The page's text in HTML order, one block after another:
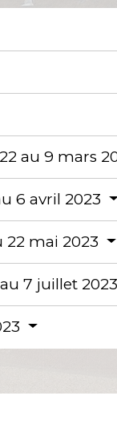
au 9 mars
6 avril 2023
mai 2023
7 juillet 2023